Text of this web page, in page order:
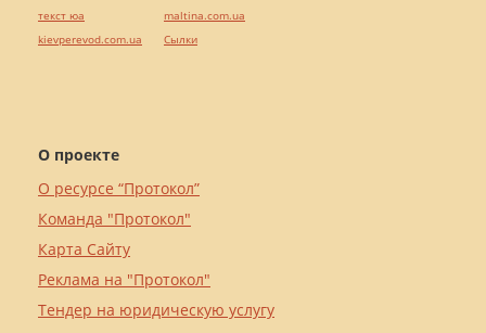
О проекте
О ресурсе “Протокол”
Команда "Протокол"
Карта Сайту
Реклама на "Протокол"
Тендер на юридическую услугу
текст юа
kievperevod.com.ua
maltina.com.ua
Cылки